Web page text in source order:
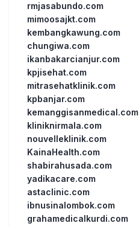
rmjasabundo.com
mimoosajkt.com
kembangkawung.com
chungiwa.com
ikanbakarcianjur.com
kpjisehat.com
mitrasehatklinik.com
kpbanjar.com
kemanggisanmedical.com
kliniknirmala.com
nouvelleklinik.com
KainaHealth.com
shabirahusada.com
yadikacare.com
astaclinic.com
ibnusinalombok.com
grahamedicalkurdi.com